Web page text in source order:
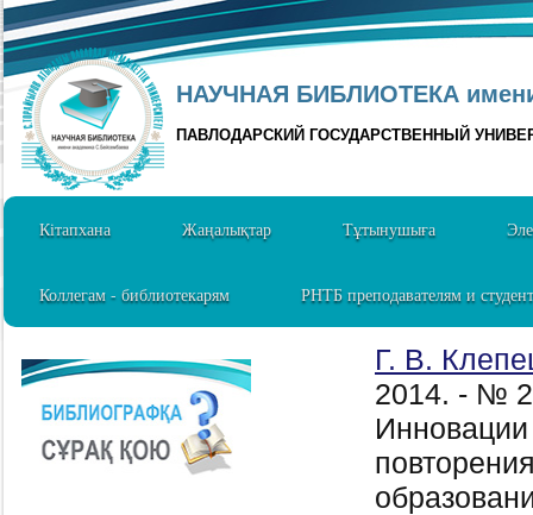
НАУЧНАЯ БИБЛИОТЕКА
ПАВЛОДАРСКИЙ ГОСУДАРСТВЕННЫЙ
Кітапхана Жаңалықтар Тұтынушыға
Коллегам - библиотекарям РНТБ преподавателям и
Г. В.
2014. - №